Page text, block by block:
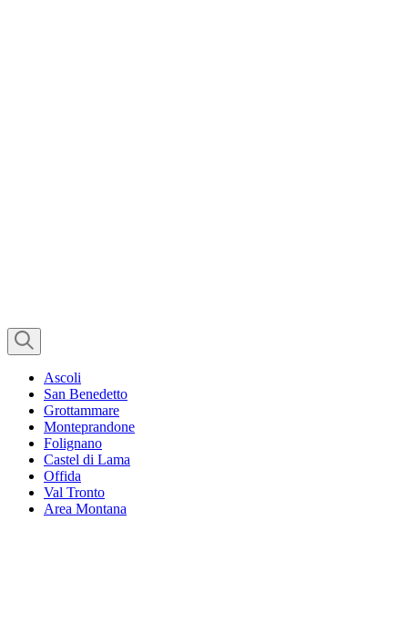
Ascoli
San Benedetto
Grottammare
Monteprandone
Folignano
Castel di Lama
Offida
Val Tronto
Area Montana